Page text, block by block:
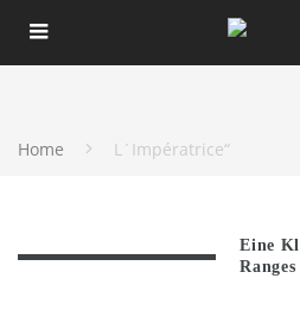
Home L´Impératrice“
Eine
Ranges